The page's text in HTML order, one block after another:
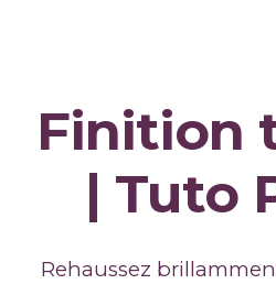
Finition
| Tuto
Rehaussez